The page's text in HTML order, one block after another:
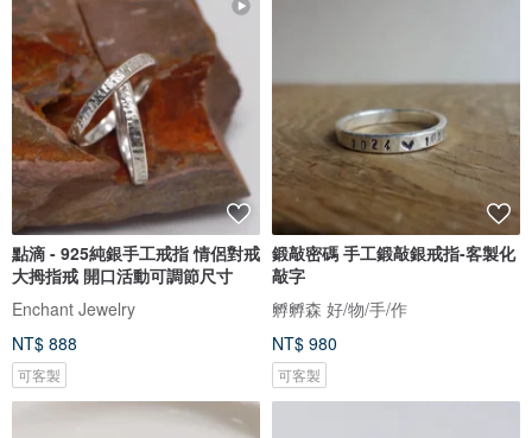
點滴 - 925純銀手工戒指 情侶對戒
大拇指戒 開口活動可調節尺寸
Enchant Jewelry
NT$ 888
可客製
鍛敲密碼 手工鍛敲銀戒指-客製化
敲字
孵孵森 好/物/手/作
NT$ 980
可客製